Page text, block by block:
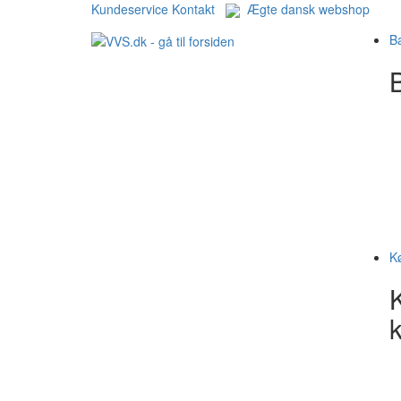
Kundeservice Kontakt
Ægte dansk webshop